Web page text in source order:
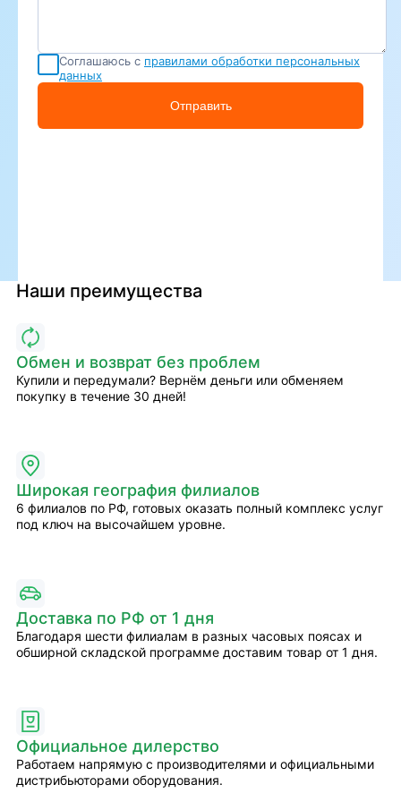
Соглашаюсь с правилами обработки персональных
данных
Отправить
Наши преимущества
Обмен и возврат без проблем
Купили и передумали? Вернём деньги или обменяем
покупку в течение 30 дней!
Широкая география филиалов
6 филиалов по РФ, готовых оказать полный комплекс услуг
под ключ на высочайшем уровне.
Доставка по РФ от 1 дня
Благодаря шести филиалам в разных часовых поясах и
обширной складской программе доставим товар от 1 дня.
Официальное дилерство
Работаем напрямую с производителями и официальными
дистрибьюторами оборудования.